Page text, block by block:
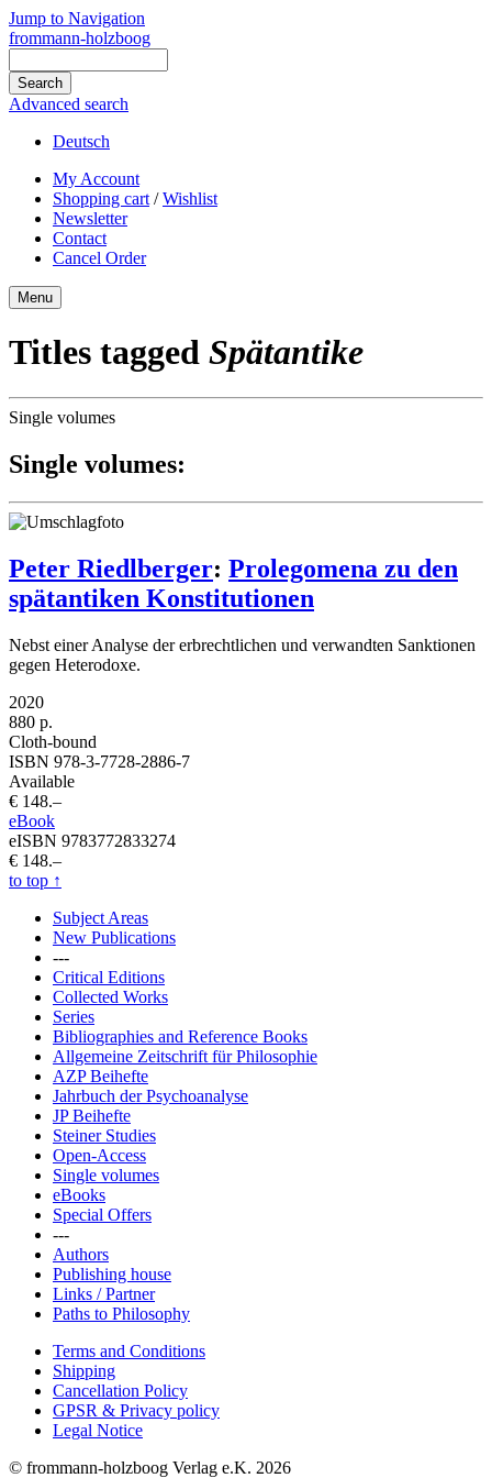
Jump to Navigation
frommann-holzboog
Advanced search
Deutsch
My Account
Shopping cart /Wishlist
Newsletter
Contact
Cancel Order
Menu
Titles tagged Spätantike
Single volumes
Single volumes:
Peter Riedlberger: Prolegomena zu den
spätantiken Konstitutionen
Nebst einer Analyse der erbrechtlichen und verwandten Sanktionen
gegen Heterodoxe.
2020
880 p.
Cloth-bound
ISBN 978-3-7728-2886-7
Available
€ 148.–
eBook
eISBN 9783772833274
€ 148.–
to top ↑
Subject Areas
New Publications
---
Critical Editions
Collected Works
Series
Bibliographies and Reference Books
Allgemeine Zeitschrift für Philosophie
AZP Beihefte
Jahrbuch der Psychoanalyse
JP Beihefte
Steiner Studies
Open-Access
Single volumes
eBooks
Special Offers
---
Authors
Publishing house
Links / Partner
Paths to Philosophy
Terms and Conditions
Shipping
Cancellation Policy
GPSR & Privacy policy
Legal Notice
© frommann-holzboog Verlag e.K. 2026